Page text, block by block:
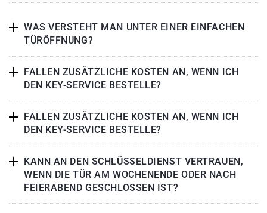
WAS VERSTEHT MAN UNTER EINER EINFACHEN
TÜRÖFFNUNG?
FALLEN ZUSÄTZLICHE KOSTEN AN, WENN ICH
DEN KEY-SERVICE BESTELLE?
FALLEN ZUSÄTZLICHE KOSTEN AN, WENN ICH
DEN KEY-SERVICE BESTELLE?
KANN AN DEN SCHLÜSSELDIENST VERTRAUEN,
WENN DIE TÜR AM WOCHENENDE ODER NACH
FEIERABEND GESCHLOSSEN IST?